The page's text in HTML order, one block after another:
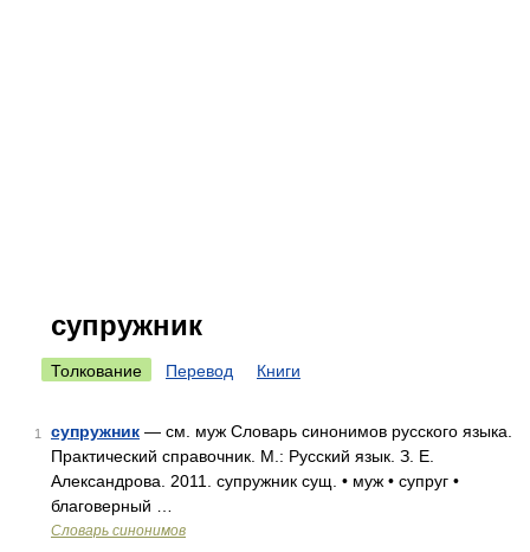
супружник
Толкование Перевод Книги
1 супружник — см. муж Словарь синонимов русского языка.
Практический справочник. М.: Русский язык. З. Е.
Александрова. 2011. супружник сущ. • муж • супруг •
благоверный …
Словарь синонимов